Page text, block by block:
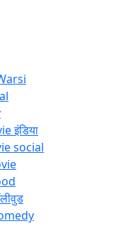
इंडिया
social